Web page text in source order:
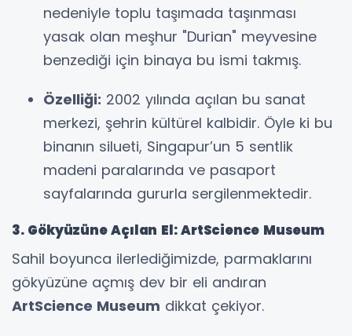
nedeniyle toplu taşımada taşınması
yasak olan meşhur "Durian" meyvesine
benzediği için binaya bu ismi takmış.
Özelliği: 2002 yılında açılan bu sanat
merkezi, şehrin kültürel kalbidir. Öyle ki bu
binanın silueti, Singapur’un 5 sentlik
madeni paralarında ve pasaport
sayfalarında gururla sergilenmektedir.
3. Gökyüzüne Açılan El: ArtScience Museum
Sahil boyunca ilerlediğimizde, parmaklarını
gökyüzüne açmış dev bir eli andıran
ArtScience Museum dikkat çekiyor.